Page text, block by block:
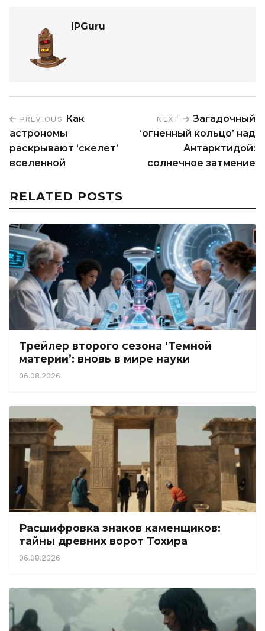
IPGuru
PREVIOUS Как
астрономы
раскрывают ‘скелет’
вселенной
NEXT
Загадочный
‘огненный кольцо’ над
Антарктидой:
солнечное затмение
RELATED POSTS
Трейлер второго сезона ‘Темной
материи’: вновь в мире науки
06.08.2026
Расшифровка знаков каменщиков:
тайны древних ворот Тохира
06.08.2026